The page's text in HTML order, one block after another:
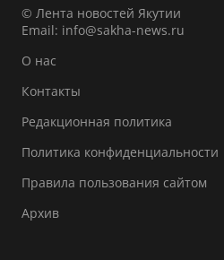
© Лента новостей Якутии
Email: info@sakha-news.ru
О нас
Контакты
Редакционная политика
Политика конфиденциальности
Правила пользования сайтом
Архив